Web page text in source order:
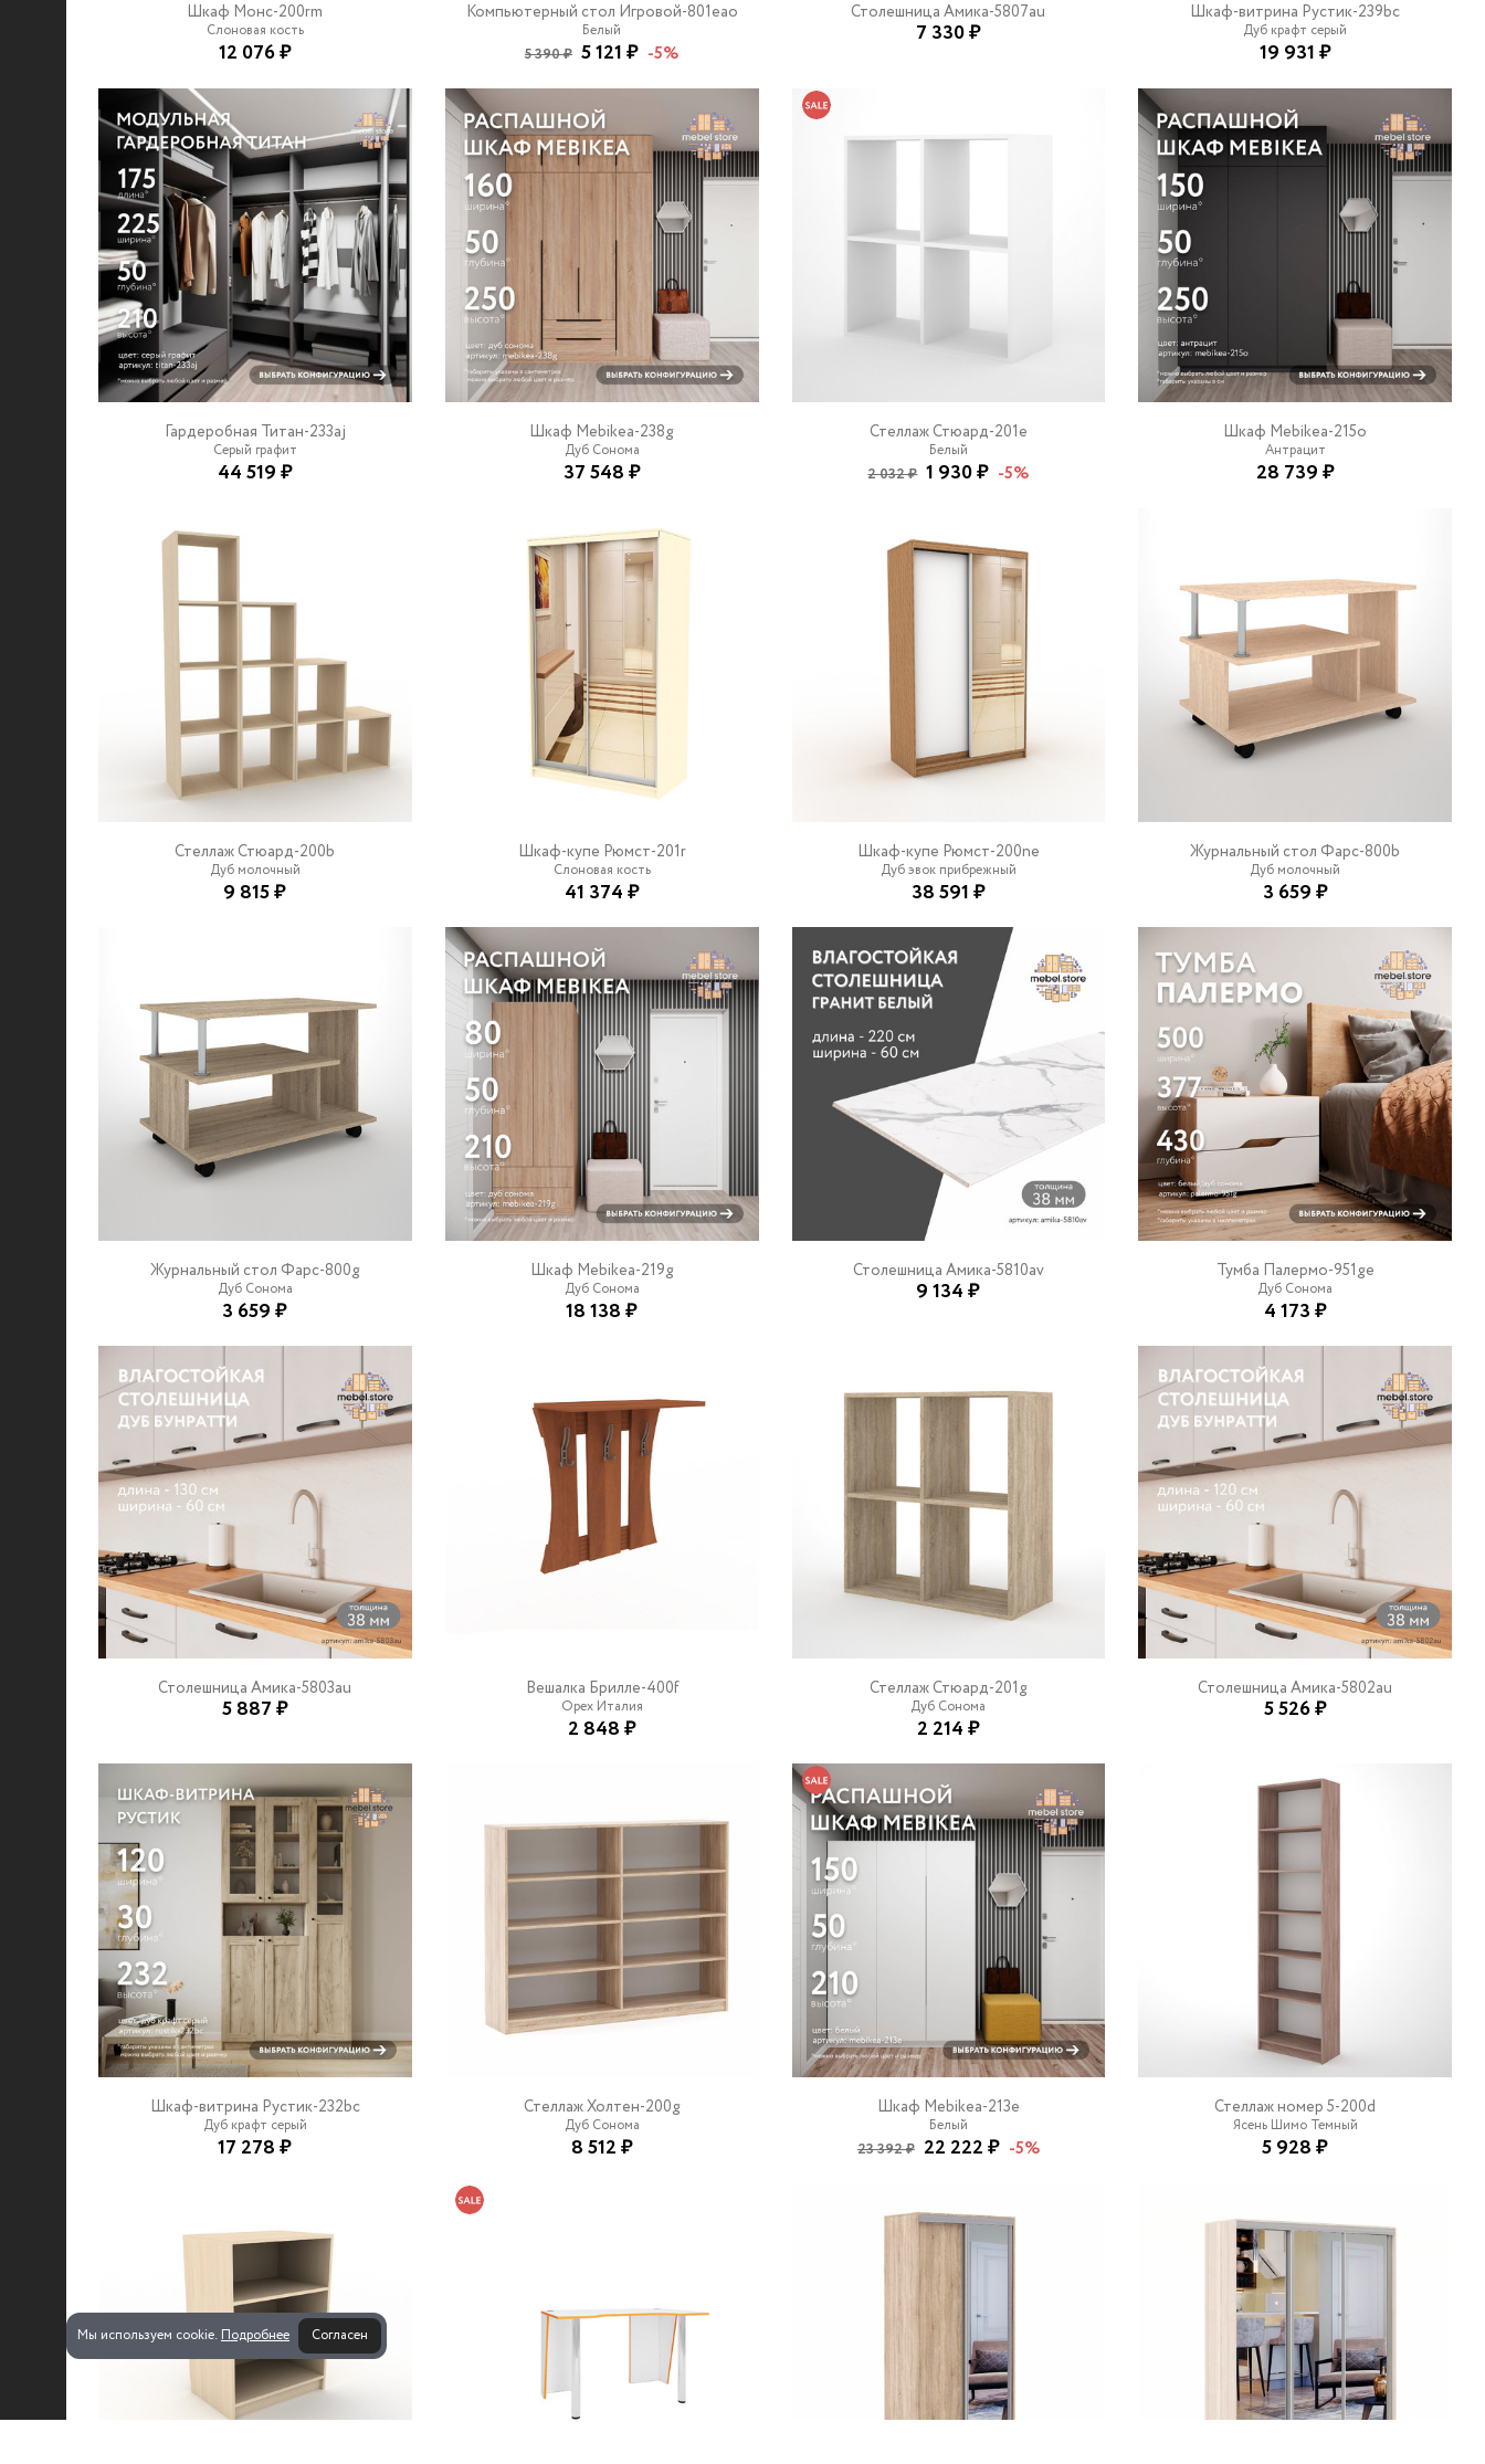
Мы используем cookie. Подробнее Согласен
Шкаф Монс-200rm
Слоновая кость
12 076 ₽
Компьютерный стол Игровой-801eao
Белый
5 390 ₽ 5 121 ₽ -5%
Столешница Амика-5807au
7 330 ₽
Шкаф-витрина Рустик-239bc
Дуб крафт серый
19 931 ₽
Гардеробная Титан-233aj
Серый графит
44 519 ₽
Шкаф Mebikea-238g
Дуб Сонома
37 548 ₽
Стеллаж Стюард-201e
Белый
2 032 ₽ 1 930 ₽ -5%
Шкаф Mebikea-215o
Антрацит
28 739 ₽
Стеллаж Стюард-200b
Дуб молочный
9 815 ₽
Шкаф-купе Рюмст-201r
Слоновая кость
41 374 ₽
Шкаф-купе Рюмст-200ne
Дуб эвок прибрежный
38 591 ₽
Журнальный стол Фарс-800b
Дуб молочный
3 659 ₽
Журнальный стол Фарс-800g
Дуб Сонома
3 659 ₽
Шкаф Mebikea-219g
Дуб Сонома
18 138 ₽
Столешница Амика-5810av
9 134 ₽
Тумба Палермо-951ge
Дуб Сонома
4 173 ₽
Столешница Амика-5803au
5 887 ₽
Вешалка Брилле-400f
Орех Италия
2 848 ₽
Стеллаж Стюард-201g
Дуб Сонома
2 214 ₽
Столешница Амика-5802au
5 526 ₽
Шкаф-витрина Рустик-232bc
Дуб крафт серый
17 278 ₽
Стеллаж Холтен-200g
Дуб Сонома
8 512 ₽
Шкаф Mebikea-213e
Белый
23 392 ₽ 22 222 ₽ -5%
Стеллаж номер 5-200d
Ясень Шимо Темный
5 928 ₽